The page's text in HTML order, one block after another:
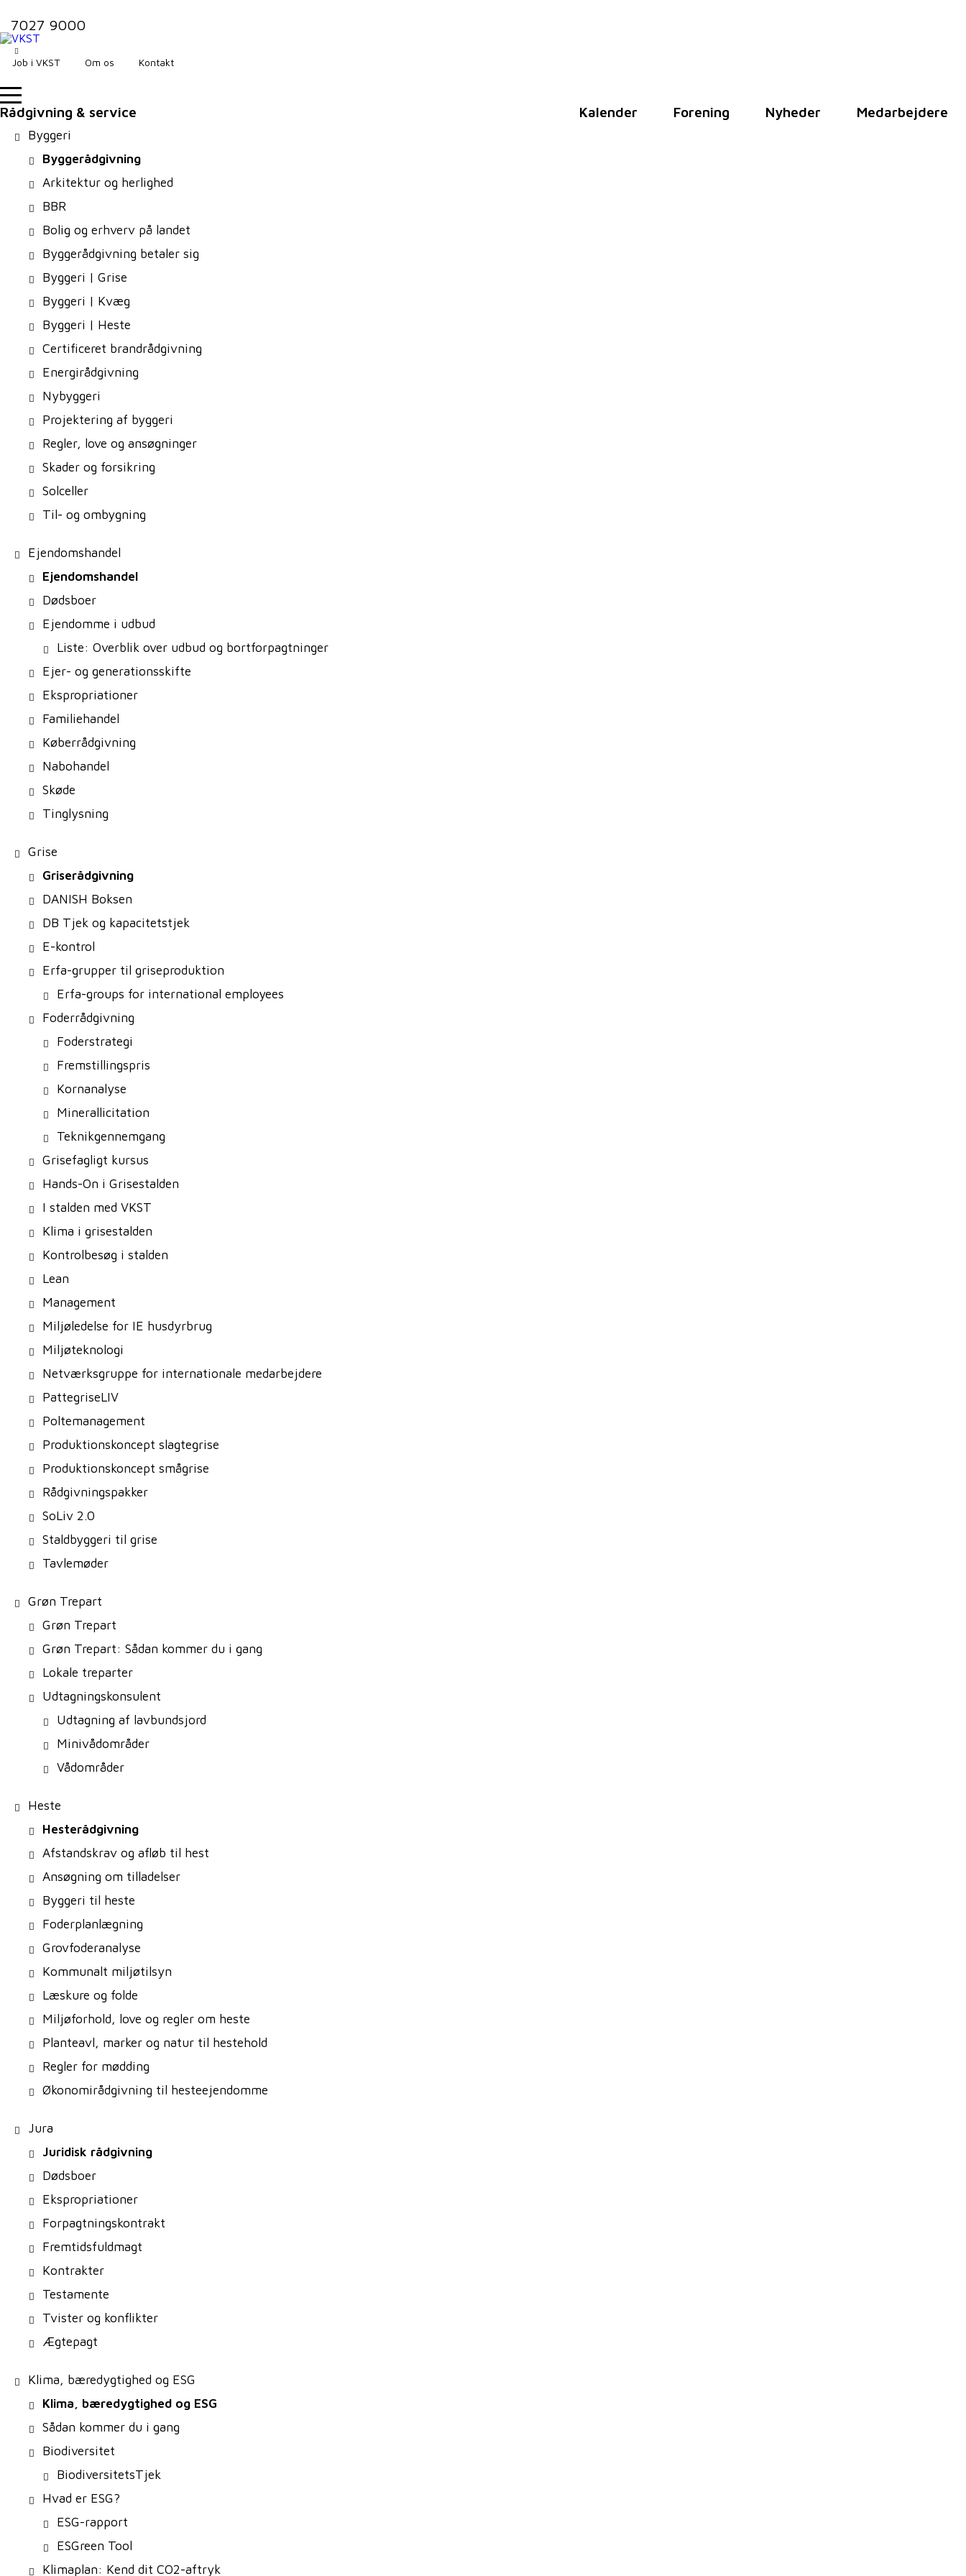
7027 9000
Job i VKST Om os Kontakt
Rådgivning & service
Byggeri
Byggerådgivning
Arkitektur og herlighed
BBR
Bolig og erhverv på landet
Byggerådgivning betaler sig
Byggeri | Grise
Byggeri | Kvæg
Byggeri | Heste
Certificeret brandrådgivning
Energirådgivning
Nybyggeri
Projektering af byggeri
Regler, love og ansøgninger
Skader og forsikring
Solceller
Til- og ombygning
Ejendomshandel
Ejendomshandel
Dødsboer
Ejendomme i udbud
Liste: Overblik over udbud og bortforpagtninger
Ejer- og generationsskifte
Ekspropriationer
Familiehandel
Køberrådgivning
Nabohandel
Skøde
Tinglysning
Grise
Griserådgivning
DANISH Boksen
DB Tjek og kapacitetstjek
E-kontrol
Erfa-grupper til griseproduktion
Erfa-groups for international employees
Foderrådgivning
Foderstrategi
Fremstillingspris
Kornanalyse
Minerallicitation
Teknikgennemgang
Grisefagligt kursus
Hands-On i Grisestalden
I stalden med VKST
Klima i grisestalden
Kontrolbesøg i stalden
Lean
Management
Miljøledelse for IE husdyrbrug
Miljøteknologi
Netværksgruppe for internationale medarbejdere
PattegriseLIV
Poltemanagement
Produktionskoncept slagtegrise
Produktionskoncept smågrise
Rådgivningspakker
SoLiv 2.0
Staldbyggeri til grise
Tavlemøder
Grøn Trepart
Grøn Trepart
Grøn Trepart: Sådan kommer du i gang
Lokale treparter
Udtagningskonsulent
Udtagning af lavbundsjord
Minivådområder
Vådområder
Heste
Hesterådgivning
Afstandskrav og afløb til hest
Ansøgning om tilladelser
Byggeri til heste
Foderplanlægning
Grovfoderanalyse
Kommunalt miljøtilsyn
Læskure og folde
Miljøforhold, love og regler om heste
Planteavl, marker og natur til hestehold
Regler for mødding
Økonomirådgivning til hesteejendomme
Jura
Juridisk rådgivning
Dødsboer
Ekspropriationer
Forpagtningskontrakt
Fremtidsfuldmagt
Kontrakter
Testamente
Tvister og konflikter
Ægtepagt
Klima, bæredygtighed og ESG
Klima, bæredygtighed og ESG
Sådan kommer du i gang
Biodiversitet
BiodiversitetsTjek
Hvad er ESG?
ESG-rapport
ESGreen Tool
Klimaplan: Kend dit CO2-aftryk
Kalender Forening Nyheder Medarbejdere